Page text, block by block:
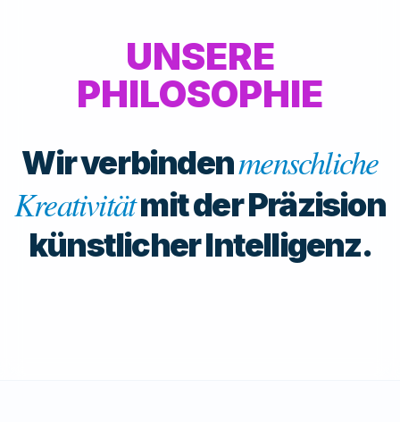
UNSERE
PHILOSOPHIE
Wir verbindenmenschliche
Kreativitätmit der Präzision
künstlicher Intelligenz.